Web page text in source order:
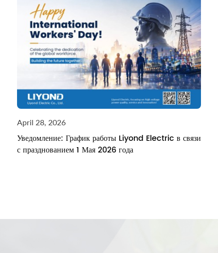
April 28, 2026
Уведомление: График работы Liyond Electric в связи
с празднованием 1 Мая 2026 года